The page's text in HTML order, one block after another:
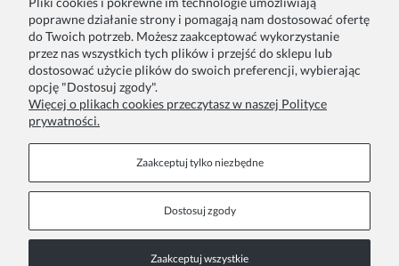
Zamówienie
Twoje zamówienia
Zwroty i reklamacje
Formy płatności
Czas i koszty dostawy
Inne
Blog
Zainspiruj się
Kontakt
Pn. - Pt. 9:00 - 15:00
poprawne działanie strony i pomagają nam dostosować ofertę
do Twoich potrzeb. Możesz zaakceptować wykorzystanie
przez nas wszystkich tych plików i przejść do sklepu lub
dostosować użycie plików do swoich preferencji, wybierając
opcję "Dostosuj zgody".
Więcej o plikach cookies przeczytasz w naszej Polityce
prywatności.
Zaakceptuj tylko niezbędne
Dostosuj zgody
Zaakceptuj wszystkie